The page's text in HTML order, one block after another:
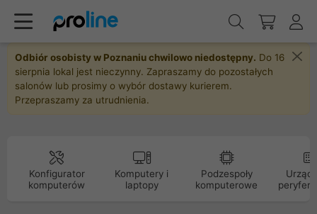
Odbiór osobisty w Poznaniu chwilowo niedostępny. Do 16
sierpnia lokal jest nieczynny. Zapraszamy do pozostałych
salonów lub prosimy o wybór dostawy kurierem.
Przepraszamy za utrudnienia.
Konfigurator
komputerów
Komputery i
laptopy
Podzespoły
komputerowe